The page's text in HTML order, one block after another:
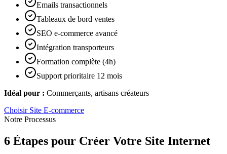
Emails transactionnels
Tableaux de bord ventes
SEO e-commerce avancé
Intégration transporteurs
Formation complète (4h)
Support prioritaire 12 mois
Idéal pour : Commerçants, artisans créateurs
Choisir Site E-commerce
Notre Processus
6 Étapes pour Créer Votre Site Internet